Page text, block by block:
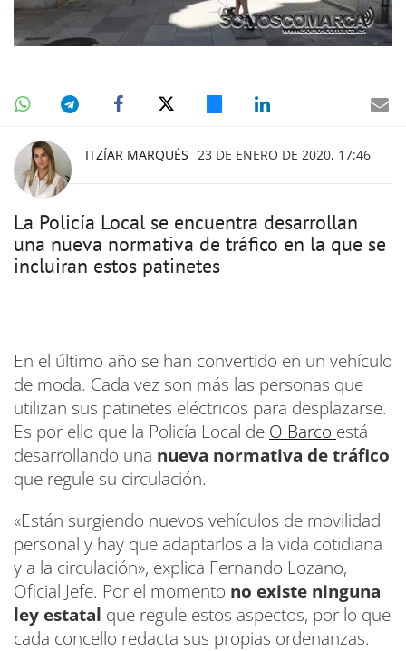
ITZÍAR MARQUÉS 23 DE ENERO DE 2020, 17:46
La Policía Local se encuentra desarrollan
una nueva normativa de tráfico en la que se
incluiran estos patinetes
En el último año se han convertido en un vehículo
de moda. Cada vez son más las personas que
utilizan sus patinetes eléctricos para desplazarse.
Es por ello que la Policía Local de O Barco está
desarrollando una nueva normativa de tráfico
que regule su circulación.
«Están surgiendo nuevos vehículos de movilidad
personal y hay que adaptarlos a la vida cotidiana
y a la circulación», explica Fernando Lozano,
Oficial Jefe. Por el momento no existe ninguna
ley estatal que regule estos aspectos, por lo que
cada concello redacta sus propias ordenanzas.